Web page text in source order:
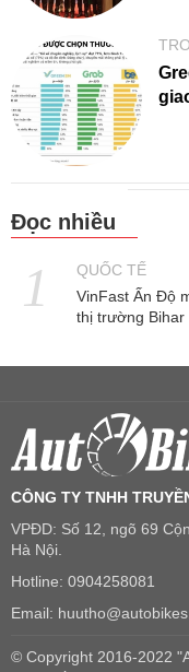
Đọc nhiều
QUỐC TẾ
VinFast Ấn Độ
thị trường Bihar
CÔNG TY TNHH
VPĐD: Số 12, ngõ 69
Hà Nội.
Hotline: 0904258081
Email:
© Copyright 2016-2022